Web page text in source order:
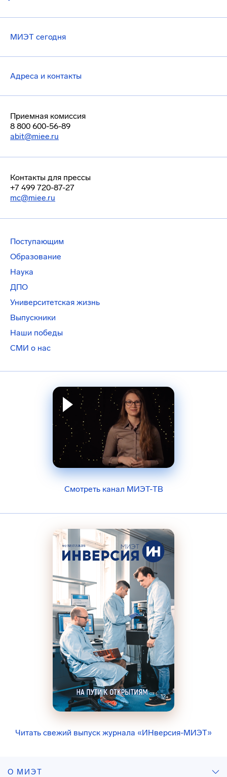
МИЭТ сегодня
Адреса и контакты
Приемная комиссия
8 800 600-56-89
abit@miee.ru
Контакты для прессы
+7 499 720-87-27
mc@miee.ru
Поступающим
Образование
Наука
ДПО
Университетская жизнь
Выпускники
Наши победы
СМИ о нас
Смотреть канал МИЭТ-ТВ
Читать свежий выпуск журнала «ИНверсия-МИЭТ»
О МИЭТ